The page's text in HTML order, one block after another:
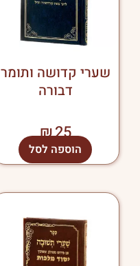
שערי קדושה ותומר
דבורה
₪25
הוספה לסל